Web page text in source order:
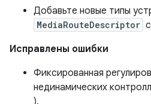
Добавьте новые типы
MediaRouteDescriptor
Исправлены ошибки
Фиксированная
нединамических
).